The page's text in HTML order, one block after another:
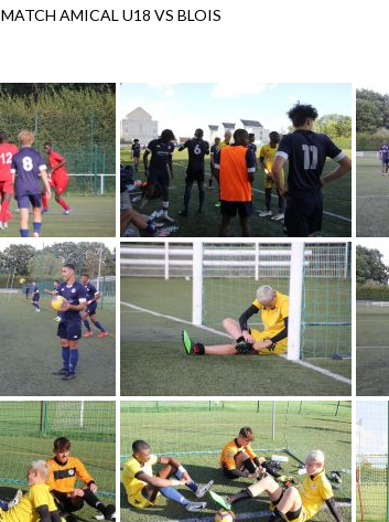
MATCH AMICAL U18 VS BLOIS